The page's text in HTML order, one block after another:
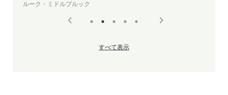
ルーク・ミドルブルック
すべて表示